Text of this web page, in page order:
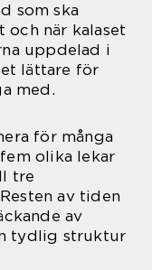
som ska
och när kalaset
uppdelad i
lättare för
med.
för många
olika lekar
tre
av tiden
av
tydlig struktur